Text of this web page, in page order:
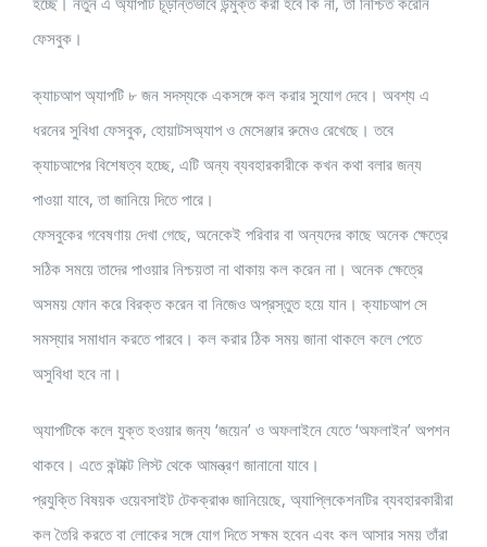
ফেসবুক।
ক্যাচআপ অ্যাপটি ৮ জন সদস্যকে একসঙ্গে কল করার সুযোগ দেবে। অবশ্য এ
ধরনের সুবিধা ফেসবুক, হোয়াটসঅ্যাপ ও মেসেঞ্জার রুমেও রেখেছে। তবে
ক্যাচআপের বিশেষত্ব হচ্ছে, এটি অন্য ব্যবহারকারীকে কখন কথা বলার জন্য
পাওয়া যাবে, তা জানিয়ে দিতে পারে।
ফেসবুকের গবেষণায় দেখা গেছে, অনেকেই পরিবার বা অন্যদের কাছে অনেক ক্ষেত্রে
সঠিক সময়ে তাদের পাওয়ার নিশ্চয়তা না থাকায় কল করেন না। অনেক ক্ষেত্রে
অসময় ফোন করে বিরক্ত করেন বা নিজেও অপ্রস্তুত হয়ে যান। ক্যাচআপ সে
সমস্যার সমাধান করতে পারবে। কল করার ঠিক সময় জানা থাকলে কলে পেতে
অসুবিধা হবে না।
অ্যাপটিকে কলে যুক্ত হওয়ার জন্য ‘জয়েন’ ও অফলাইনে যেতে ‘অফলাইন’ অপশন
থাকবে। এতে কন্টাক্ট লিস্ট থেকে আমন্ত্রণ জানানো যাবে।
প্রযুক্তি বিষয়ক ওয়েবসাইট টেকক্রাঞ্চ জানিয়েছে, অ্যাপ্লিকেশনটির ব্যবহারকারীরা
কল তৈরি করতে বা লোকের সঙ্গে যোগ দিতে সক্ষম হবেন এবং কল আসার সময় তাঁরা